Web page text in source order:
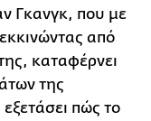
Γκανγκ, που με
από
καταφέρνει
της
εξετάσει πώς το